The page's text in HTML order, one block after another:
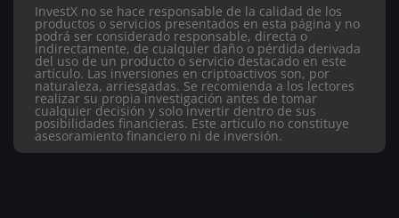
InvestX no se hace responsable de la calidad de los
productos o servicios presentados en esta página y no
podrá ser considerado responsable, directa o
indirectamente, de cualquier daño o pérdida derivada
del uso de un producto o servicio destacado en este
artículo. Las inversiones en criptoactivos son, por
naturaleza, arriesgadas. Se recomienda a los lectores
realizar su propia investigación antes de tomar
cualquier decisión y solo invertir dentro de sus
posibilidades financieras. Este artículo no constituye
asesoramiento financiero ni de inversión.